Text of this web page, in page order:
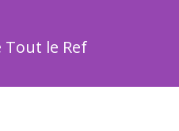
le Ref